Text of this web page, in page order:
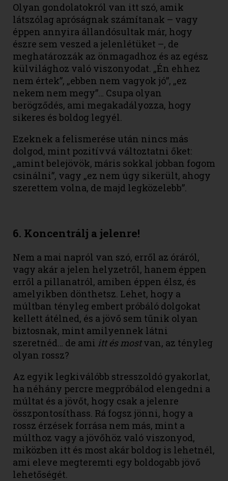
Olyan gondolatokról van itt szó, amik
látszólag apróságnak számítanak – vagy
éppen annyira állandósultak már, hogy
észre sem veszed a jelenlétüket –, de
meghatározzák az önmagadhoz és az egész
külvilághoz való viszonyodat. „Én ehhez
nem értek”, „ebben nem vagyok jó”, „ez
nekem nem megy”… Csupa olyan
berögződés, ami megakadályozza, hogy
sikeres és boldog legyél.
Ezeknek a felismerése után nincs más
dolgod, mint pozitívvá változtatni őket:
„amint belejövök, máris sokkal jobban fogom
csinálni”, vagy „ez nem úgy sikerült, ahogy
szerettem volna, de majd legközelebb”.
6. Koncentrálj a jelenre!
Nem a mai napról van szó, erről az óráról,
vagy akár a jelen helyzetről, hanem éppen
erről a pillanatról, amiben éppen élsz, és
amelyikben dönthetsz. Lehet, hogy a
múltban tényleg embert próbáló dolgokat
kellett átélned, és a jövő sem tűnik olyan
biztosnak, mint amilyennek látni
szeretnéd… de ami itt és mostvan, az tényleg
olyan rossz?
Az egyik legkiválóbb stresszoldó gyakorlat,
ha néhány percre megpróbálod elengedni a
múltat és a jövőt, hogy csak a jelenre
összpontosíthass. Rá fogsz jönni, hogy a
rossz érzések forrása nem más, mint a
múlthoz vagy a jövőhöz való viszonyod,
miközben itt és most akár boldog is lehetnél,
ami eleve megteremti egy boldogabb jövő
lehetőségét.